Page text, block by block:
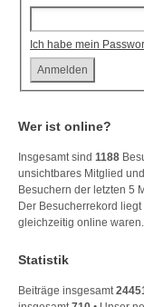
Ich habe mein
Wer ist online?
Insgesamt sind 1188
unsichtbares Mitglied
Besuchern der letzten 5
Der Besucherrekord liegt
gleichzeitig online waren.
Statistik
Beiträge insgesamt